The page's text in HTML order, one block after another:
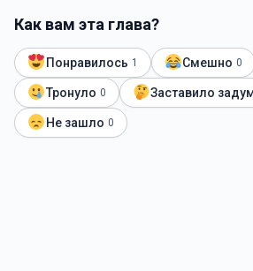
Как вам эта глава?
Понравилось 1 Смешно 0
Тронуло 0 Заставило
Не зашло 0